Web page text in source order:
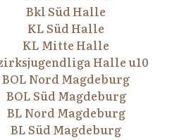
Bkl Süd Halle
KL Süd Halle
KL Mitte Halle
Halle u10
BOL Nord Magdeburg
BOL Süd Magdeburg
BL Nord Magdeburg
BL Süd Magdeburg